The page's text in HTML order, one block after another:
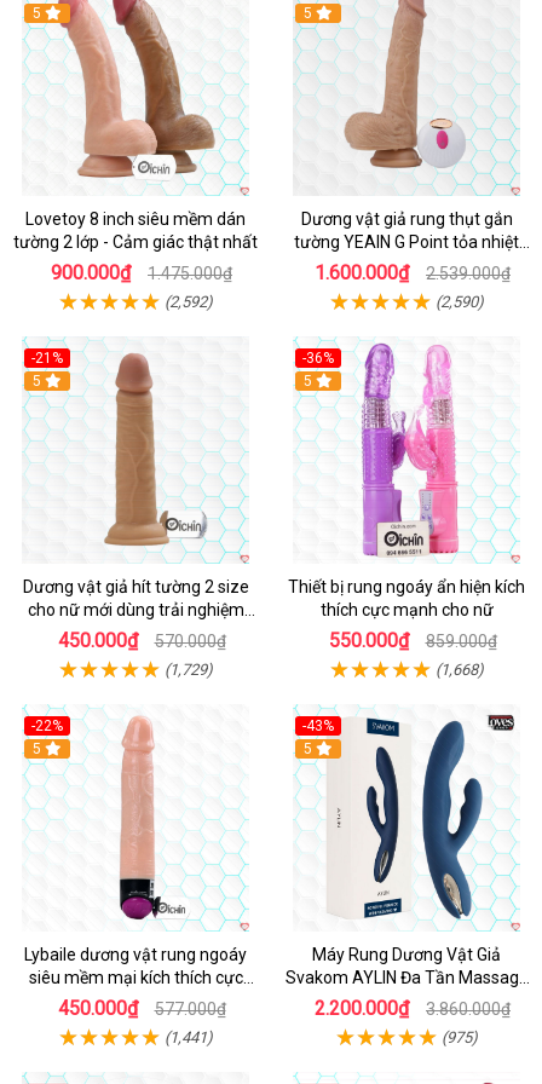
Hot
5
Lovetoy 8 inch siêu mềm dán
tường 2 lớp - Cảm giác thật nhất
900.000₫ 1.475.000₫
(2,592)
5
Dương vật giả rung thụt gắn
tường YEAIN G Point tỏa nhiệt
điều khiển từ xa
1.600.000₫ 2.539.000₫
(2,590)
-21%
Hot
5
Dương vật giả hít tường 2 size
cho nữ mới dùng trải nghiệm
thật
450.000₫ 570.000₫
(1,729)
-36%
Hot
5
Thiết bị rung ngoáy ẩn hiện kích
thích cực mạnh cho nữ
550.000₫ 859.000₫
(1,668)
-22%
Hot
5
Lybaile dương vật rung ngoáy
siêu mềm mại kích thích cực
mạnh
450.000₫ 577.000₫
(1,441)
-43%
Hot
5
Máy Rung Dương Vật Giả
Svakom AYLIN Đa Tần Massage
Sướng
2.200.000₫ 3.860.000₫
(975)